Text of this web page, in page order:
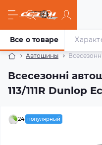
Автошины
Всесезонні
113/111R Dunlop
Все о товаре
24 популярный